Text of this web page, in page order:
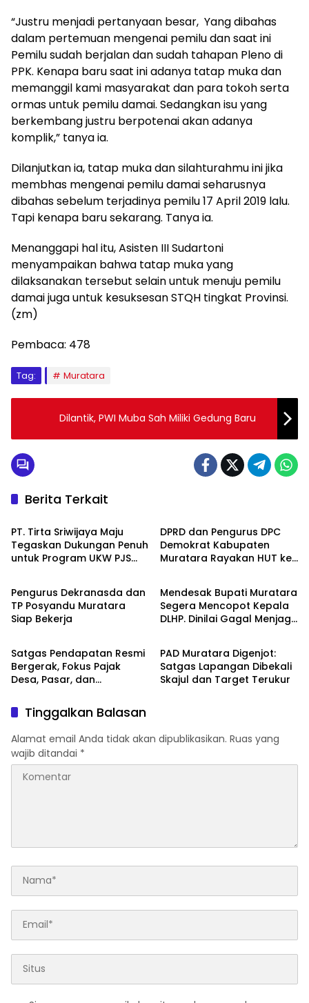
“Justru menjadi pertanyaan besar, Yang dibahas
dalam pertemuan mengenai pemilu dan saat ini
Pemilu sudah berjalan dan sudah tahapan Pleno di
PPK. Kenapa baru saat ini adanya tatap muka dan
memanggil kami masyarakat dan para tokoh serta
ormas untuk pemilu damai. Sedangkan isu yang
berkembang justru berpotenai akan adanya
komplik,” tanya ia.
Dilanjutkan ia, tatap muka dan silahturahmu ini jika
membhas mengenai pemilu damai seharusnya
dibahas sebelum terjadinya pemilu 17 April 2019 lalu.
Tapi kenapa baru sekarang. Tanya ia.
Menanggapi hal itu, Asisten III Sudartoni
menyampaikan bahwa tatap muka yang
dilaksanakan tersebut selain untuk menuju pemilu
damai juga untuk kesuksesan STQH tingkat Provinsi.
(zm)
Pembaca: 478
Tag: Muratara
Dilantik, PWI Muba Sah Miliki Gedung Baru
Berita Terkait
Muratara
PT. Tirta Sriwijaya Maju
Tegaskan Dukungan Penuh
untuk Program UKW PJS
DPRD dan Pengurus DPC
Demokrat Kabupaten
Muratara Rayakan HUT ke-
Muratara
Pengurus Dekranasda dan
TP Posyandu Muratara
Siap Bekerja
Muratara
Mendesak Bupati Muratara
Segera Mencopot Kepala
DLHP. Dinilai Gagal Menjaga
Muratara
Satgas Pendapatan Resmi
Bergerak, Fokus Pajak
Desa, Pasar, dan
Muratara
PAD Muratara Digenjot:
Satgas Lapangan Dibekali
Skajul dan Target Terukur
Tinggalkan Balasan
Alamat email Anda tidak akan dipublikasikan. Ruas yang
wajib ditandai *